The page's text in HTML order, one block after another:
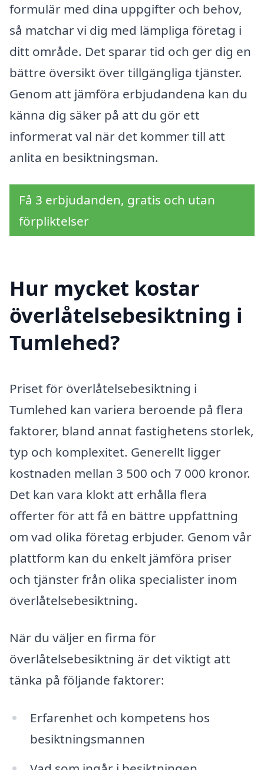
formulär med dina uppgifter och behov,
så matchar vi dig med lämpliga företag i
ditt område. Det sparar tid och ger dig en
bättre översikt över tillgängliga tjänster.
Genom att jämföra erbjudandena kan du
känna dig säker på att du gör ett
informerat val när det kommer till att
anlita en besiktningsman.
Få 3 erbjudanden, gratis och utan
förpliktelser
Hur mycket kostar
överlåtelsebesiktning i
Tumlehed?
Priset för överlåtelsebesiktning i
Tumlehed kan variera beroende på flera
faktorer, bland annat fastighetens storlek,
typ och komplexitet. Generellt ligger
kostnaden mellan 3 500 och 7 000 kronor.
Det kan vara klokt att erhålla flera
offerter för att få en bättre uppfattning
om vad olika företag erbjuder. Genom vår
plattform kan du enkelt jämföra priser
och tjänster från olika specialister inom
överlåtelsebesiktning.
När du väljer en firma för
överlåtelsebesiktning är det viktigt att
tänka på följande faktorer:
Erfarenhet och kompetens hos
besiktningsmannen